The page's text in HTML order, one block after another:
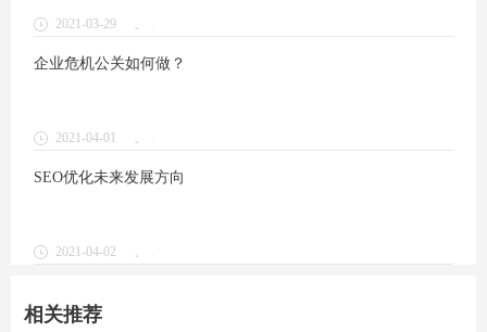
2021-03-29
企业危机公关如何做？
2021-04-01
SEO优化未来发展方向
2021-04-02
相关推荐